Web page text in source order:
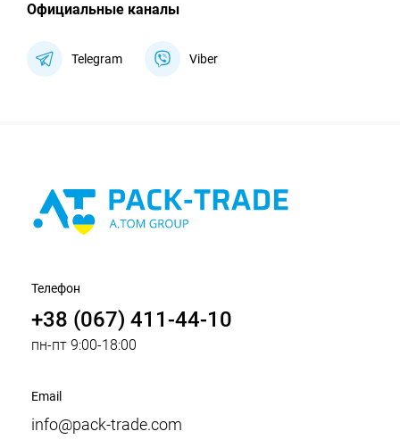
Официальные каналы
Telegram Viber
Телефон
+38 (067) 411-44-10
пн-пт 9:00-18:00
Email
info@pack-trade.com